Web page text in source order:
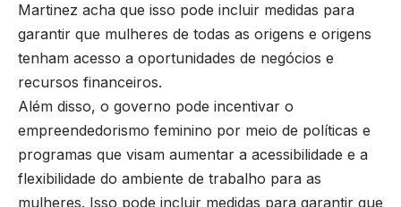
Martinez acha que isso pode incluir medidas para
garantir que mulheres de todas as origens e origens
tenham acesso a oportunidades de negócios e
recursos financeiros.
Além disso, o governo pode incentivar o
empreendedorismo feminino por meio de políticas e
programas que visam aumentar a acessibilidade e a
flexibilidade do ambiente de trabalho para as
mulheres. Isso pode incluir medidas para garantir que